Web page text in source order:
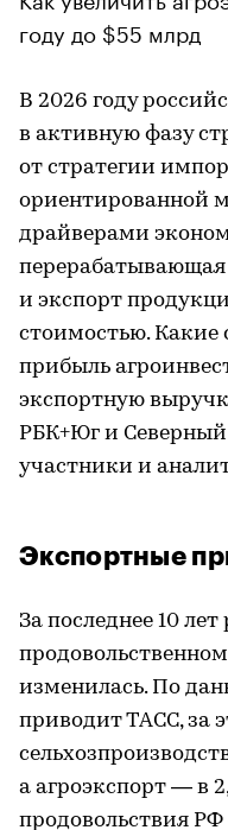
году до $55 млрд
В 2026 году
в активную фазу
от стратегии
ориентированной
драйверами
и экспорт
стоимостью. Какие
прибыль
экспортную
РБК+Юг и Северный
участники и
Экспортные
За последнее 10
изменилась. По
приводит ТАСС, за
а агроэкспорт — в
продовольствия